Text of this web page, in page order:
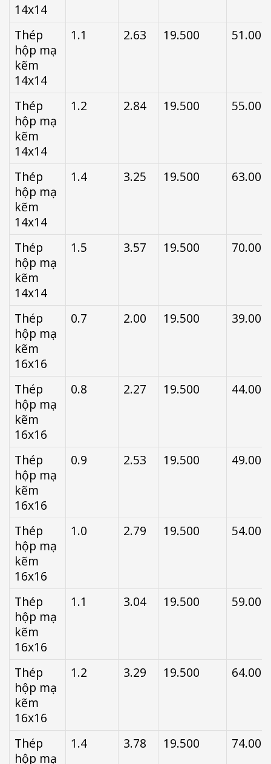
14x14
Thép
hộp mạ
kẽm
14x14
1.1 2.63 19.500 51.000
Thép
hộp mạ
kẽm
14x14
1.2 2.84 19.500 55.000
Thép
hộp mạ
kẽm
14x14
1.4 3.25 19.500 63.000
Thép
hộp mạ
kẽm
14x14
1.5 3.57 19.500 70.000
Thép
hộp mạ
kẽm
16x16
0.7 2.00 19.500 39.000
Thép
hộp mạ
kẽm
16x16
0.8 2.27 19.500 44.000
Thép
hộp mạ
kẽm
16x16
0.9 2.53 19.500 49.000
Thép
hộp mạ
kẽm
16x16
1.0 2.79 19.500 54.000
Thép
hộp mạ
kẽm
16x16
1.1 3.04 19.500 59.000
Thép
hộp mạ
kẽm
16x16
1.2 3.29 19.500 64.000
Thép
hộp mạ
1.4 3.78 19.500 74.000